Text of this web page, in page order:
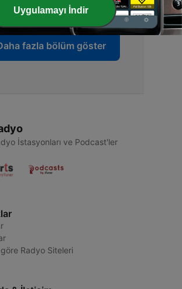
fazla bölüm göster
İstasyonları ve Podcast'ler
Radyo Siteleri
Uygulamayı İndir